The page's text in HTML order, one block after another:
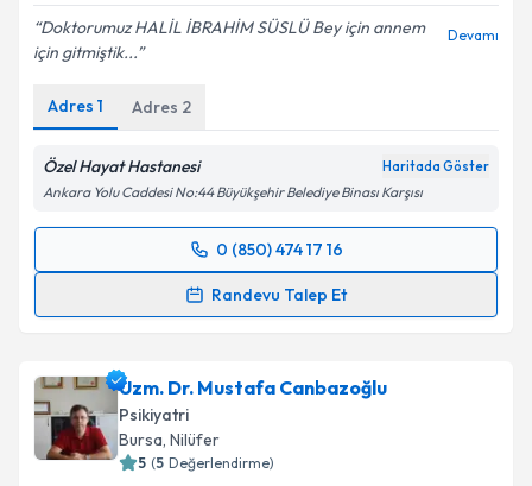
kapsamda işlenmesini kabul ediyorum.
Takvim Talebini Gönder
Doktorumuz HALİL İBRAHİM SÜSLÜ Bey için annem
için gitmiştik...
Devamı
Adres 1 Adres 2
Özel Hayat Hastanesi Haritada Göster
Ankara Yolu Caddesi No:44 Büyükşehir Belediye Binası Karşısı
0 (850) 474 17 16
Randevu Talep Et
Randevu Takvimi Talebi
için bir takvim hazırlandığında e-posta ile
bilgilendireceğiz.
E-posta Adresiniz
Uzm. Dr. Mustafa Canbazoğlu
Psikiyatri
Bursa, Nilüfer
5 (5 Değerlendirme)